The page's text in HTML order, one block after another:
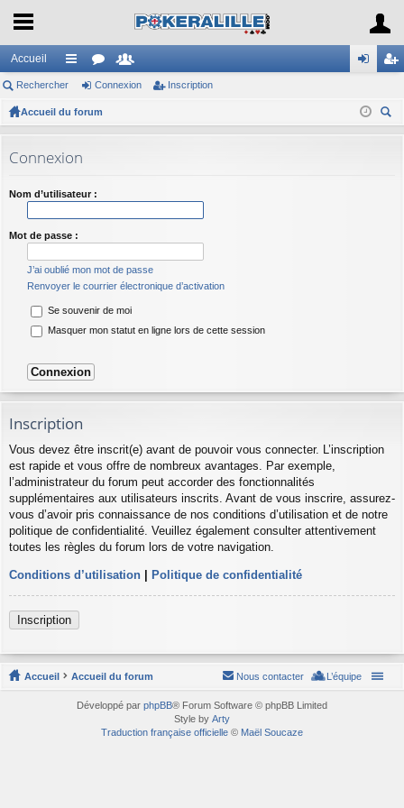
Accueil
ac
co
ci
s
or
u
e
ne cri
Rechercher Connexion Inscription
Accueil du forum
Connexion
Nom d’utilisateur :
Mot de passe :
J’ai oublié mon mot de passe
Renvoyer le courrier électronique d’activation
Se souvenir de moi
Masquer mon statut en ligne lors de cette session
Inscription
Vous devez être inscrit(e) avant de pouvoir vous connecter. L’inscription
est rapide et vous offre de nombreux avantages. Par exemple,
l’administrateur du forum peut accorder des fonctionnalités
supplémentaires aux utilisateurs inscrits. Avant de vous inscrire, assurez-
vous d’avoir pris connaissance de nos conditions d’utilisation et de notre
politique de confidentialité. Veuillez également consulter attentivement
toutes les règles du forum lors de votre navigation.
Conditions d’utilisation | Politique de confidentialité
Inscription
Accueil Accueil du forum L’équipe
Nous contacter
Développé par phpBB® Forum Software © phpBB Limited
Style by Arty
Traduction française officielle © Maël Soucaze